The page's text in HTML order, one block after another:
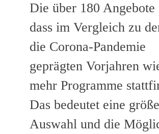
Die über 180 Angebote
dass im Vergleich zu
die Corona-Pandemie
geprägten Vorjahren
mehr Programme
Das bedeutet eine
Auswahl und die